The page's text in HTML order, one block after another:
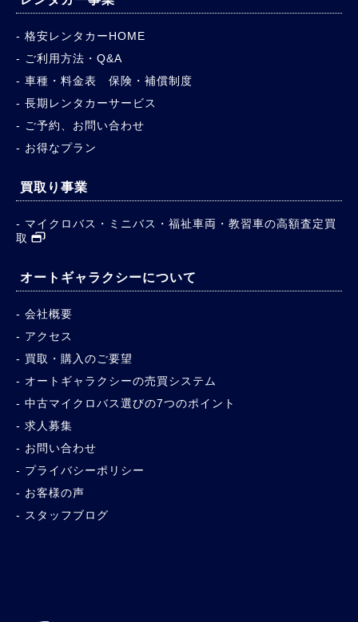
格安レンタカーHOME
ご利用方法・Q&A
車種・料金表 保険・補償制度
長期レンタカーサービス
ご予約、お問い合わせ
お得なプラン
買取り事業
マイクロバス・ミニバス・福祉車両・教習車の高額査定買
取
オートギャラクシーについて
会社概要
アクセス
買取・購入のご要望
オートギャラクシーの売買システム
中古マイクロバス選びの7つのポイント
求人募集
お問い合わせ
プライバシーポリシー
お客様の声
スタッフブログ